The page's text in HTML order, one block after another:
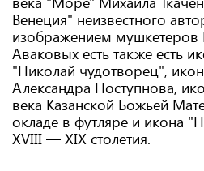
Венеция" неизвестного
изображением мушкетеров
Аваковых есть также есть
"Николай чудотворец",
Александра Поступнова,
века Казанской Божьей
окладе в футляре и икона
XVIII — XIX столетия.